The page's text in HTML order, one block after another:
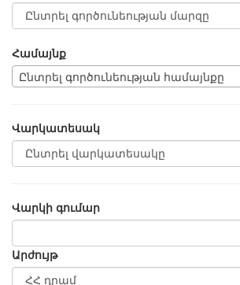
Համայնք
Ընտրել գործունեության համայնքը
Վարկատեսակ
Վարկի գումար
Արժույթ